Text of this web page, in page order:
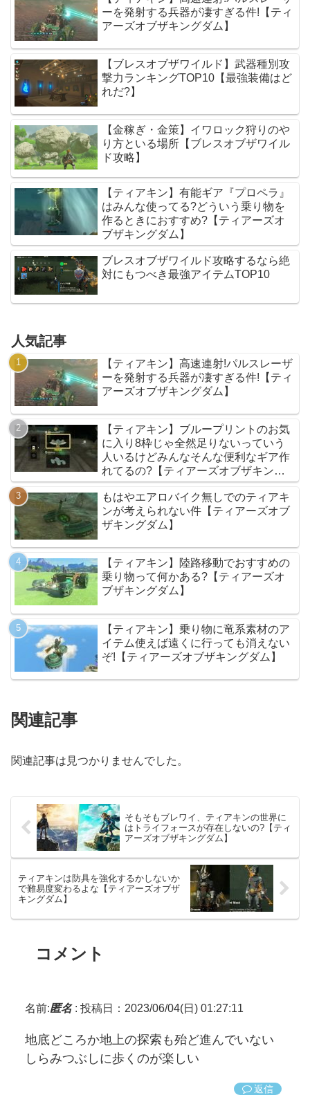
ーを発射する兵器が凄すぎる件!【ティ
アーズオブザキングダム】
【ブレスオブザワイルド】武器種別攻
撃力ランキングTOP10【最強装備はど
れだ?】
【金稼ぎ・金策】イワロック狩りのや
り方といる場所【ブレスオブザワイル
ド攻略】
【ティアキン】有能ギア『プロペラ』
はみんな使ってる?どういう乗り物を
作るときにおすすめ?【ティアーズオ
ブザキングダム】
ブレスオブザワイルド攻略するなら絶
対にもつべき最強アイテムTOP10
人気記事
【ティアキン】高速連射!パルスレーザ
ーを発射する兵器が凄すぎる件!【ティ
アーズオブザキングダム】
【ティアキン】ブループリントのお気
に入り8枠じゃ全然足りないっていう
人いるけどみんなそんな便利なギア作
れてるの?【ティアーズオブザキング
ダム】
もはやエアロバイク無しでのティアキ
ンが考えられない件【ティアーズオブ
ザキングダム】
【ティアキン】陸路移動でおすすめの
乗り物って何かある?【ティアーズオ
ブザキングダム】
【ティアキン】乗り物に竜系素材のア
イテム使えば遠くに行っても消えない
ぞ!【ティアーズオブザキングダム】
関連記事
関連記事は見つかりませんでした。
そもそもブレワイ、ティアキンの世界に
はトライフォースが存在しないの?【ティ
アーズオブザキングダム】
ティアキンは防具を強化するかしないか
で難易度変わるよな【ティアーズオブザ
キングダム】
コメント
名前:匿名: 投稿日：2023/06/04(日) 01:27:11
地底どころか地上の探索も殆ど進んでいない
しらみつぶしに歩くのが楽しい
返信